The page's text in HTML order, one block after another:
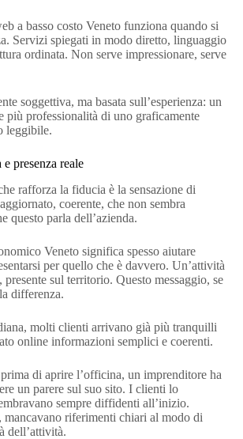
a basso costo Veneto funziona quando si
Servizi spiegati in modo diretto, linguaggio
ordinata. Non serve impressionare, serve
soggettiva, ma basata sull’esperienza: un
più professionalità di uno graficamente
leggibile.
presenza reale
rafforza la fiducia è la sensazione di
coerente, che non sembra
questo parla dell’azienda.
Veneto significa spesso aiutare
per quello che è davvero. Un’attività
presente sul territorio. Questo messaggio, se
differenza.
molti clienti arrivano già più tranquilli
online informazioni semplici e coerenti.
di aprire l’officina, un imprenditore ha
un parere sul suo sito. I clienti lo
sempre diffidenti all’inizio.
riferimenti chiari al modo di
dell’attività.